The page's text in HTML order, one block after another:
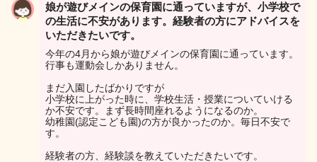
娘が遊びメインの保育園に通っていますが、小学校で
の生活に不安があります。経験者の方にアドバイスを
いただきたいです。
今年の4月から娘が遊びメインの保育園に通っています。
行事も運動会しかありません。
まだ入園したばかりですが
小学校に上がった時に、学校生活・授業についていける
か不安です。まず長時間座れるようになるのか。
幼稚園(認定こども園)の方が良かったのか。毎日不安で
す。
経験者の方、経験談を教えていただきたいです。